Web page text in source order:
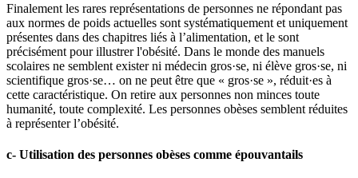
Finalement les rares représentations de personnes ne répondant pas
aux normes de poids actuelles sont systématiquement et uniquement
présentes dans des chapitres liés à l’alimentation, et le sont
précisément pour illustrer l'obésité. Dans le monde des manuels
scolaires ne semblent exister ni médecin gros·se, ni élève gros·se, ni
scientifique gros·se… on ne peut être que « gros·se », réduit·es à
cette caractéristique. On retire aux personnes non minces toute
humanité, toute complexité. Les personnes obèses semblent réduites
à représenter l’obésité.
c- Utilisation des personnes obèses comme épouvantails